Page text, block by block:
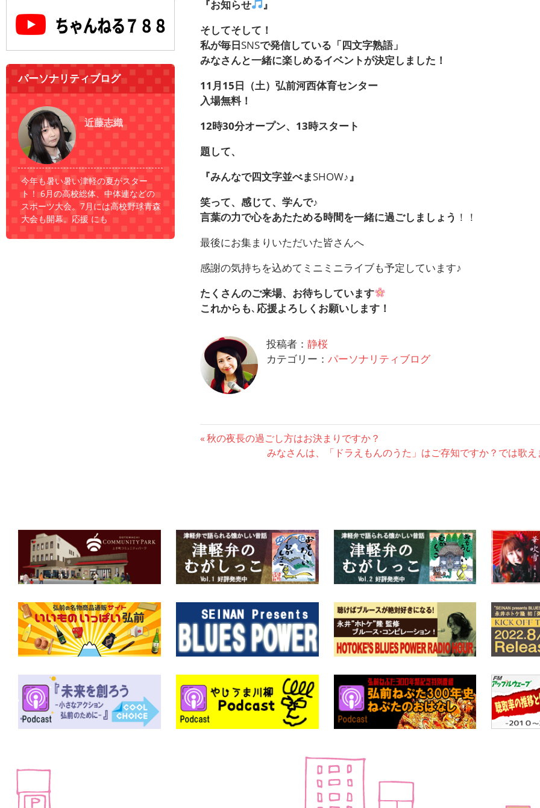
『お知らせ
』
そしてそして！
私が毎日SNSで発信している「四文字熟語」
みなさんと一緒に楽しめるイベントが決定しました！
11 月15日（土）弘前河西体育センター
入場無料！
12時30分オープン、 13時スタート
題して、
『みんなで四文字並べまSHOW♪』
笑って、感じて、学んで♪
言葉の力で心をあたためる時間を一緒に過ごしましょう ！！
最後にお集まりいただいた皆さんへ
感謝の気持ちを込めてミニミニライブも予定しています♪
たくさんのご来場、お待ちしています
これからも､ 応援よろしくお願いします！
投稿者： 静桜
カテゴリー： パーソナリティブログ
投
ゲ
ー
シ
ョ
ン
前
秋の夜長の過ごし方はお決まりですか？
次
みなさんは、「ドラえもんのうた」はご存知ですか？では歌え
パーソナリティブログ
近藤志織
今年も暑い暑い津軽の夏がスター
ト！ 6月の高校総体、中体連などの
スポーツ大会。7月には高校野球青森
大会も開幕。応援 にも